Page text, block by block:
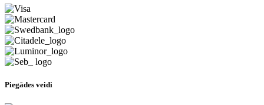
Piegādes veidi